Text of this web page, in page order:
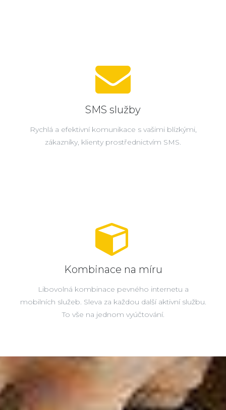
SMS služby
Rychlá a efektivní komunikace s vašimi blízkými,
zákazníky, klienty prostřednictvím SMS.
Kombinace na míru
Libovolná kombinace pevného internetu a
mobilních služeb. Sleva za každou další aktivní službu.
To vše na jednom vyúčtování.